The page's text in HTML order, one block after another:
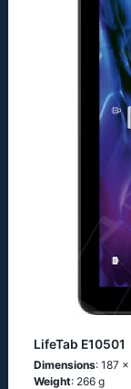
LifeTab E10501
Dimensions: 187
Weight: 266 g